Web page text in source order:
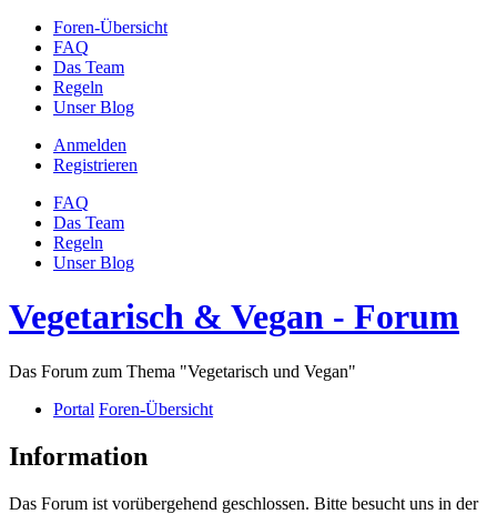
Foren-Übersicht
FAQ
Das Team
Regeln
Unser Blog
Anmelden
Registrieren
FAQ
Das Team
Regeln
Unser Blog
Vegetarisch & Vegan - Forum
Das Forum zum Thema "Vegetarisch und Vegan"
Portal Foren-Übersicht
Information
Das Forum ist vorübergehend geschlossen. Bitte besucht uns in der